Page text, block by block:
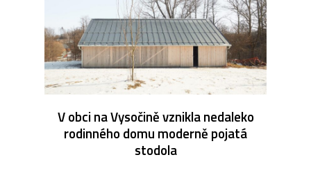
V obci na Vysočině vznikla nedaleko
rodinného domu moderně pojatá
stodola